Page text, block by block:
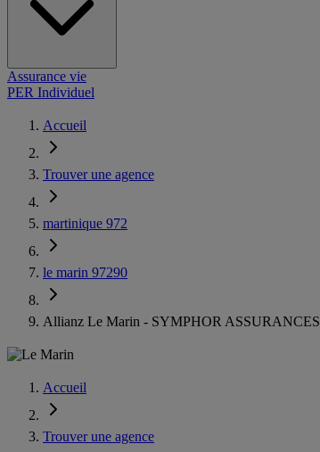
Assurance vie
PER Individuel
Accueil
Trouver une agence
martinique 972
le marin 97290
Allianz Le Marin - SYMPHOR ASSURANCES
Accueil
Trouver une agence